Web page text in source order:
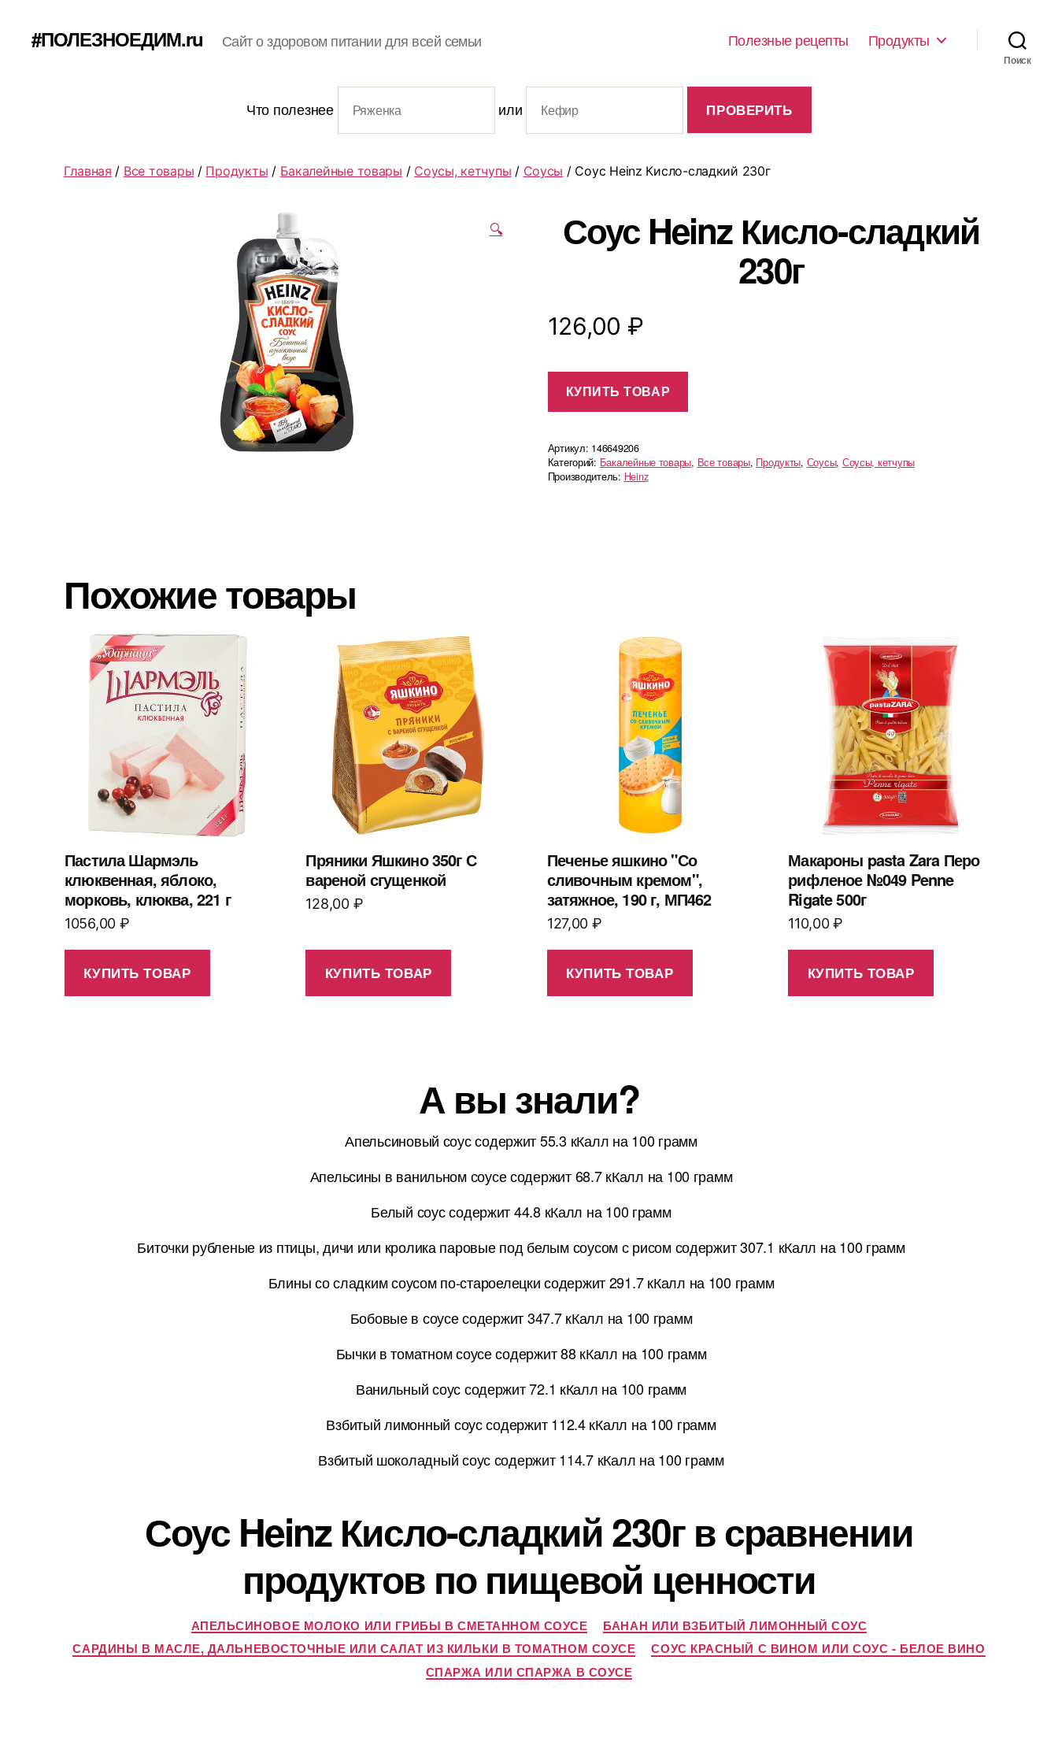
#ПОЛЕЗНОЕДИМ.ru Сайт о здоровом питании для всей семьи Полезные рецепты Продукты
Поиск
Что полезнее или
Главная / Все товары / Продукты / Бакалейные товары / Соусы, кетчупы / Соусы / Соус Heinz Кисло-сладкий 230г
🔍 Соус Heinz Кисло-сладкий
230г
126,00 ₽
КУПИТЬ ТОВАР
Артикул: 146649206
Категорий: Бакалейные товары, Все товары, Продукты, Соусы, Соусы, кетчупы
Производитель: Heinz
Похожие товары
Пастила Шармэль
клюквенная, яблоко,
морковь, клюква, 221 г
1056,00 ₽
КУПИТЬ ТОВАР
Пряники Яшкино 350г С
вареной сгущенкой
128,00 ₽
КУПИТЬ ТОВАР
Печенье яшкино "Со
сливочным кремом",
затяжное, 190 г, МП462
127,00 ₽
КУПИТЬ ТОВАР
Макароны pasta Zara Перо
рифленое №049 Penne
Rigate 500г
110,00₽
КУПИТЬ ТОВАР
А вы знали?
Апельсиновый соус содержит 55.3 кКалл на 100 грамм
Апельсины в ванильном соусе содержит 68.7 кКалл на 100 грамм
Белый соус содержит 44.8 кКалл на 100 грамм
Биточки рубленые из птицы, дичи или кролика паровые под белым соусом с рисом содержит 307.1 кКалл на 100 грамм
Блины со сладким соусом по-староелецки содержит 291.7 кКалл на 100 грамм
Бобовые в соусе содержит 347.7 кКалл на 100 грамм
Бычки в томатном соусе содержит 88 кКалл на 100 грамм
Ванильный соус содержит 72.1 кКалл на 100 грамм
Взбитый лимонный соус содержит 112.4 кКалл на 100 грамм
Взбитый шоколадный соус содержит 114.7 кКалл на 100 грамм
Соус Heinz Кисло-сладкий 230г в сравнении
продуктов по пищевой ценности
АПЕЛЬСИНОВОЕ МОЛОКО ИЛИ ГРИБЫ В СМЕТАННОМ СОУСЕ
БАНАН ИЛИ ВЗБИТЫЙ ЛИМОННЫЙ СОУС
САРДИНЫ В МАСЛЕ, ДАЛЬНЕВОСТОЧНЫЕ ИЛИ САЛАТ ИЗ КИЛЬКИ В ТОМАТНОМ СОУСЕ
СОУС КРАСНЫЙ С ВИНОМ ИЛИ СОУС - БЕЛОЕ ВИНО
СПАРЖА ИЛИ СПАРЖА В СОУСЕ